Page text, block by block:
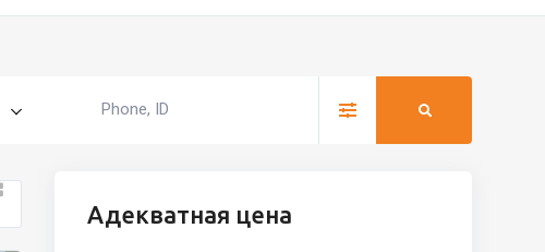
Адекватная цена